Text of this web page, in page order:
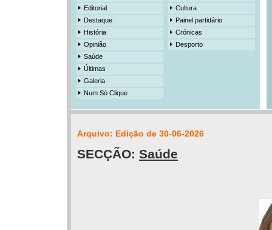
Editorial
Destaque
História
Opinião
Saúde
Últimas
Galeria
Num Só Clique
Cultura
Painel partidário
Crónicas
Desporto
Arquivo: Edição de 30-06-2026
SECÇÃO: Saúde